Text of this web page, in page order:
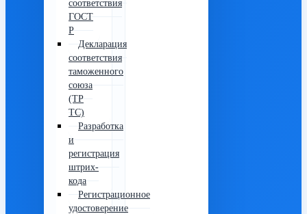
соответствия
ГОСТ
Р
Декларация
соответствия
таможенного
союза
(ТР
ТС)
Разработка
и
регистрация
штрих-
кода
Регистрационное
удостоверение